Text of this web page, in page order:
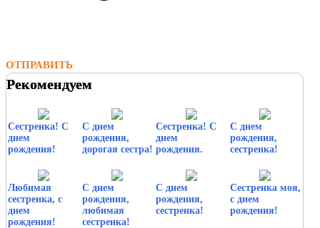
ОТПРАВИТЬ
Рекомендуем
Сестренка! С
днем
рождения!
С днем
рождения,
дорогая сестра!
Сестренка! С
днем
рождения.
С днем
рождения,
сестренка!
Любимая
сестренка, с
днем
рождения!
С днем
рождения,
любимая
сестренка!
С днем
рождения,
сестренка!
Сестренка моя,
с днем
рождения!